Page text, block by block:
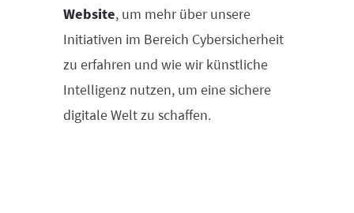
Website , um mehr über unsere
Initiativen im Bereich Cybersicherheit
zu erfahren und wie wir künstliche
Intelligenz nutzen, um eine sichere
digitale Welt zu schaffen.